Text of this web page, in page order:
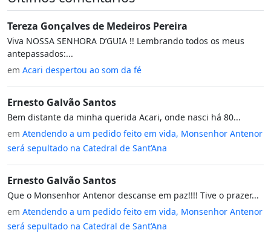
Tereza Gonçalves de Medeiros Pereira
Viva NOSSA SENHORA D’GUIA !! Lembrando todos os meus
antepassados:...
em Acari despertou ao som da fé
Ernesto Galvão Santos
Bem distante da minha querida Acari, onde nasci há 80...
em Atendendo a um pedido feito em vida, Monsenhor Antenor
será sepultado na Catedral de Sant’Ana
Ernesto Galvão Santos
Que o Monsenhor Antenor descanse em paz!!!! Tive o prazer...
em Atendendo a um pedido feito em vida, Monsenhor Antenor
será sepultado na Catedral de Sant’Ana